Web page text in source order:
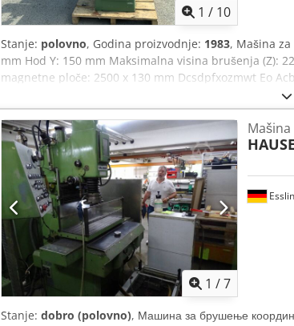
1 / 10
Stanje: polovno, Godina proizvodnje: 1983, Mašina za
mm Hod Y: 150 mm Maksimalna visina brušenja (Z):
magnetne ploče: 2500 x 130 mm Dcsdpfxozmwt Eo
Dijamantski sistem Ručni pomeraj Napon: 380 V
800 kg
1 /7
Stanje: dobro (polovno), Машина за брушење